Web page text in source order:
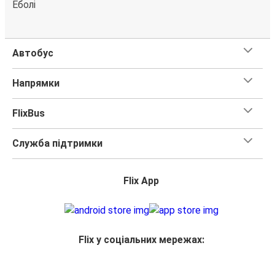
Еболі
Автобус
Напрямки
FlixBus
Служба підтримки
Flix App
Flix у соціальних мережах: